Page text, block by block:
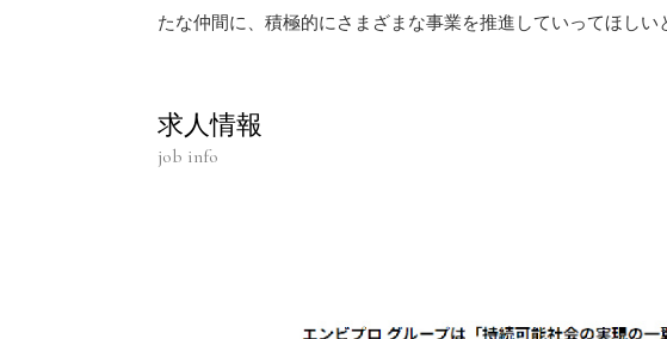
たな仲間に、積極的にさまざまな事業を推進していってほしい
求人情報
job info